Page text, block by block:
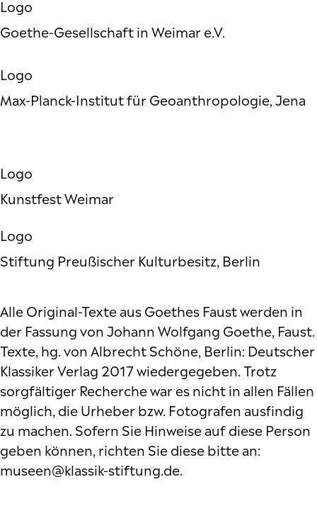
Logo
Goethe-Gesellschaft in Weimar e.V.
Logo
Max-Planck-Institut für Geoanthropologie, Jena
Logo
Kunstfest Weimar
Logo
Stiftung Preußischer Kulturbesitz, Berlin
Alle Original-Texte aus Goethes Faust werden in
der Fassung von Johann Wolfgang Goethe, Faust.
Texte, hg. von Albrecht Schöne, Berlin: Deutscher
Klassiker Verlag 2017 wiedergegeben. Trotz
sorgfältiger Recherche war es nicht in allen Fällen
möglich, die Urheber bzw. Fotografen ausfindig
zu machen. Sofern Sie Hinweise auf diese Person
geben können, richten Sie diese bitte an:
museen@klassik-stiftung.de.